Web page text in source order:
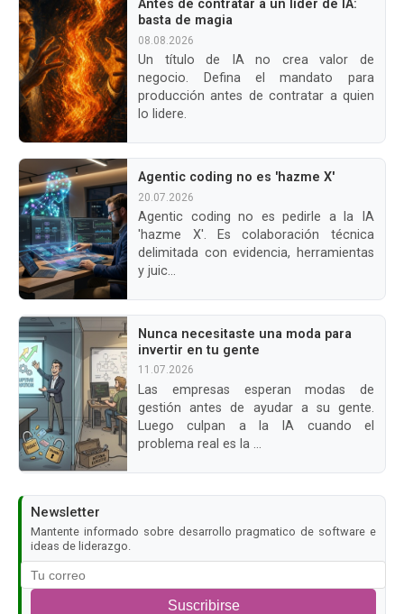
Antes de contratar a un líder de IA:
basta de magia
08.08.2026
Un título de IA no crea valor de
negocio. Defina el mandato para
producción antes de contratar a quien
lo lidere.
Agentic coding no es 'hazme X'
20.07.2026
Agentic coding no es pedirle a la IA
'hazme X'. Es colaboración técnica
delimitada con evidencia, herramientas
y juic...
Nunca necesitaste una moda para
invertir en tu gente
11.07.2026
Las empresas esperan modas de
gestión antes de ayudar a su gente.
Luego culpan a la IA cuando el
problema real es la ...
Newsletter
Mantente informado sobre desarrollo pragmatico de software e
ideas de liderazgo.
Suscribirse